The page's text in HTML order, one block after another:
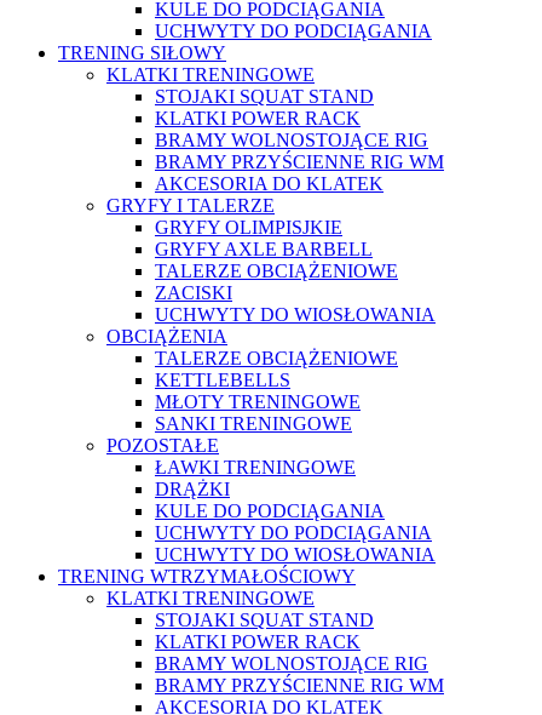
KULE DO PODCIĄGANIA
UCHWYTY DO PODCIĄGANIA
TRENING SIŁOWY
KLATKI TRENINGOWE
STOJAKI SQUAT STAND
KLATKI POWER RACK
BRAMY WOLNOSTOJĄCE RIG
BRAMY PRZYŚCIENNE RIG WM
AKCESORIA DO KLATEK
GRYFY I TALERZE
GRYFY OLIMPISJKIE
GRYFY AXLE BARBELL
TALERZE OBCIĄŻENIOWE
ZACISKI
UCHWYTY DO WIOSŁOWANIA
OBCIĄŻENIA
TALERZE OBCIĄŻENIOWE
KETTLEBELLS
MŁOTY TRENINGOWE
SANKI TRENINGOWE
POZOSTAŁE
ŁAWKI TRENINGOWE
DRĄŻKI
KULE DO PODCIĄGANIA
UCHWYTY DO PODCIĄGANIA
UCHWYTY DO WIOSŁOWANIA
TRENING WTRZYMAŁOŚCIOWY
KLATKI TRENINGOWE
STOJAKI SQUAT STAND
KLATKI POWER RACK
BRAMY WOLNOSTOJĄCE RIG
BRAMY PRZYŚCIENNE RIG WM
AKCESORIA DO KLATEK